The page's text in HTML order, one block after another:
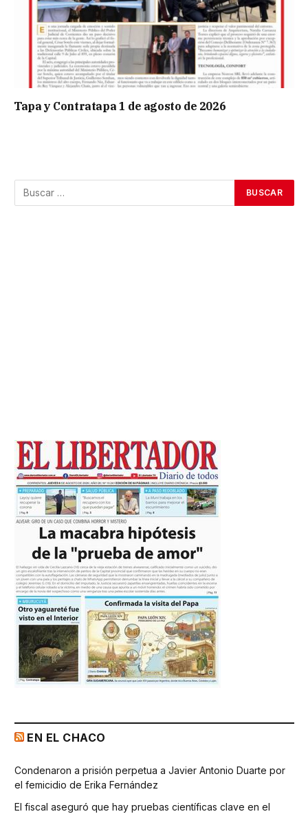
Tapa y Contratapa 1 de agosto de 2026
EN EL CHACO
Condenaron a prisión perpetua a Javier Antonio Duarte por
el femicidio de Erika Fernández
El fiscal aseguró que hay pruebas científicas clave en el